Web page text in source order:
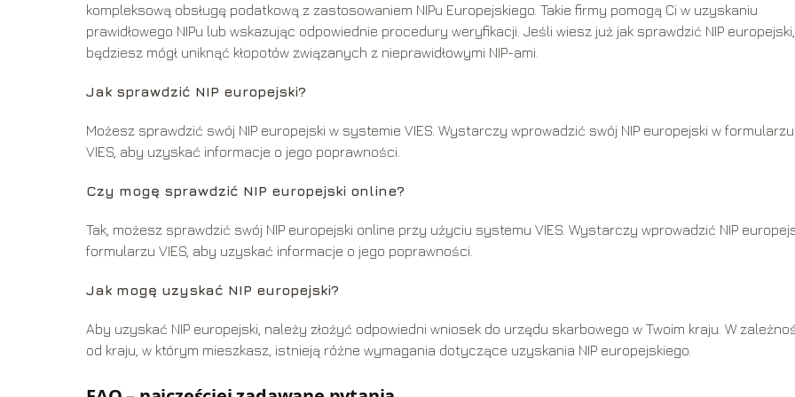
kompleksową obsługę podatkową z zastosowaniem NIPu Europejskiego. Takie firmy pomogą Ci w uzyskaniu
prawidłowego NIPu lub wskazując odpowiednie procedury weryfikacji. Jeśli wiesz już jak sprawdzić NIP europejski,
będziesz mógł uniknąć kłopotów związanych z nieprawidłowymi NIP-ami.
Jak sprawdzić NIP europejski?
Możesz sprawdzić swój NIP europejski w systemie VIES. Wystarczy wprowadzić swój NIP europejski w formularzu
VIES, aby uzyskać informacje o jego poprawności.
Czy mogę sprawdzić NIP europejski online?
Tak, możesz sprawdzić swój NIP europejski online przy użyciu systemu VIES. Wystarczy wprowadzić NIP
formularzu VIES, aby uzyskać informacje o jego poprawności.
Jak mogę uzyskać NIP europejski?
Aby uzyskać NIP europejski, należy złożyć odpowiedni wniosek do urzędu skarbowego w Twoim kraju. W
od kraju, w którym mieszkasz, istnieją różne wymagania dotyczące uzyskania NIP europejskiego.